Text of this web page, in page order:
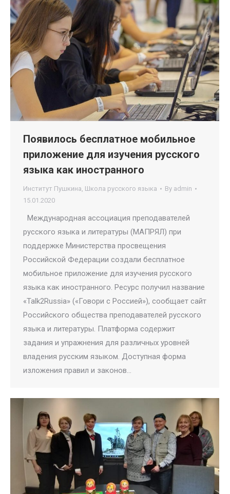
Появилось бесплатное мобильное
приложение для изучения русского
языка как иностранного
Институт Пушкина, Школа русского языка By admin
15.01.2020
Международная ассоциация преподавателей
русского языка и литературы (МАПРЯЛ) при
поддержке Министерства просвещения
Российской Федерации создали бесплатное
мобильное приложение для изучения русского
языка как иностранного. Ресурс получил название
«Talk2Russia» («Говори с Россией»), сообщает сайт
Российского общества преподавателей русского
языка и литературы. Платформа содержит
задания и упражнения для различных уровней
владения русским языком. Доступная форма
изложения правил и законов…